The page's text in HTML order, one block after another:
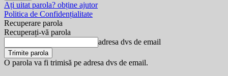
Ați uitat parola? obține ajutor
Politica de Confidențialitate
Recuperare parola
Recuperați-vă parola
adresa dvs de email
O parola va fi trimisă pe adresa dvs de email.